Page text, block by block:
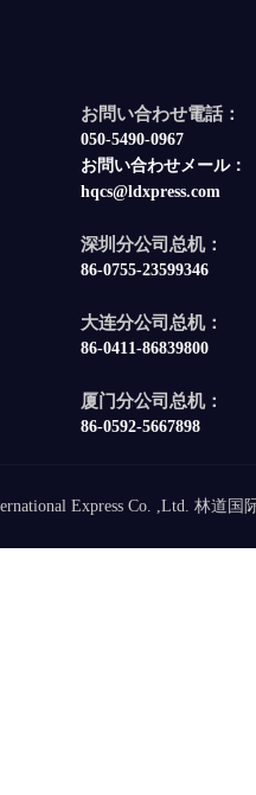
お問い合わせ電話：
050-5490-0967
お問い合わせメール：
hqcs@ldxpress.com
深圳分公司总机：
86-0755-23599346
大连分公司总机：
86-0411-86839800
厦门分公司总机：
86-0592-5667898
Express Co. ,Ltd. 林道国